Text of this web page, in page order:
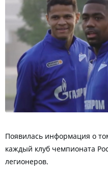
Появилась информация о
каждый клуб чемпионата
легионеров.